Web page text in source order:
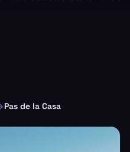
Pas de la Casa